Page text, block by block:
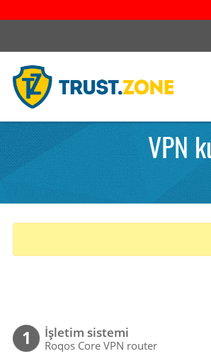
VPN
1 İşletim sistemi
Roqos Core VPN router